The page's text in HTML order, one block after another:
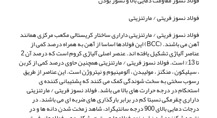
فولاد نسوز فریتی / مارتنزیتی
فولاد نسوز فریتی / مارتنزیتی داراری ساختار کریستالی مکعب مرکزی همانند
آهن می باشند. (BCC) این فولادها اساسا از آهن به همراه درصد کمی از
عناصر آلیاژی تشکیل یافته اند. عنصر اصلی آلیاژی کروم است که درصد آن 2
تا 13% است. فولاد نسوز فریتی / مارتنزیتی همچنین حاوی درصد کمی از کربن
، سیلیکون ، منگنز ، مولیبدن ، آلومینیوم و نیتروژن است. این عناصر از طریق
رسوب سختی به سخت شوندگی کمک می کنند که پشتیبانی کننده ی
استحکام در درجه حرارت های بالا می باشد. فولاد نسوز فریتی / مارتنزیتی
داراری چقرمگی نسبتا کم در برابر بارگذاری های ضربه ای می باشند. در
درجات دمایی بالای 900 درجه سانتیگراد، شاهد زمخت شدن دانه ها و در